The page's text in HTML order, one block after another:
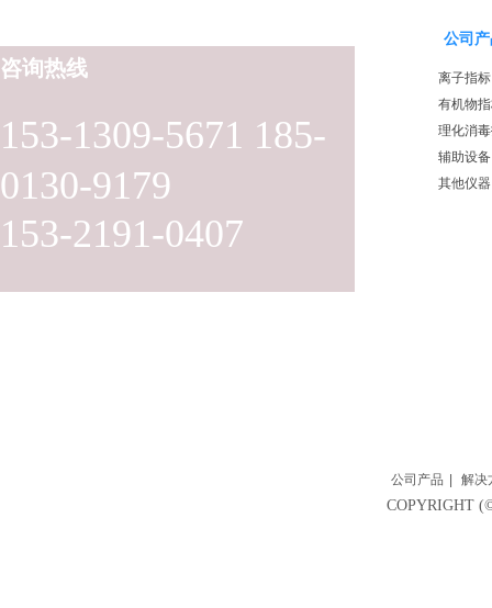
153-1309-5671 185-
0130-9179
153-2191-0407
咨询热线
公司
离子指标
有机物
理化消
辅助设备
其他仪器
公司产品 解决
COPYRIGHT